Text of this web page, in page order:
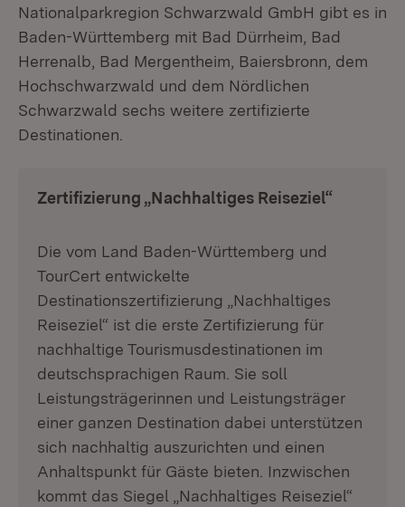
Nationalparkregion Schwarzwald GmbH gibt es in
Baden-Württemberg mit Bad Dürrheim, Bad
Herrenalb, Bad Mergentheim, Baiersbronn, dem
Hochschwarzwald und dem Nördlichen
Schwarzwald sechs weitere zertifizierte
Destinationen.
Zertifizierung „Nachhaltiges Reiseziel“
Die vom Land Baden-Württemberg und
TourCert entwickelte
Destinationszertifizierung „Nachhaltiges
Reiseziel“ ist die erste Zertifizierung für
nachhaltige Tourismusdestinationen im
deutschsprachigen Raum. Sie soll
Leistungsträgerinnen und Leistungsträger
einer ganzen Destination dabei unterstützen
sich nachhaltig auszurichten und einen
Anhaltspunkt für Gäste bieten. Inzwischen
kommt das Siegel „Nachhaltiges Reiseziel“